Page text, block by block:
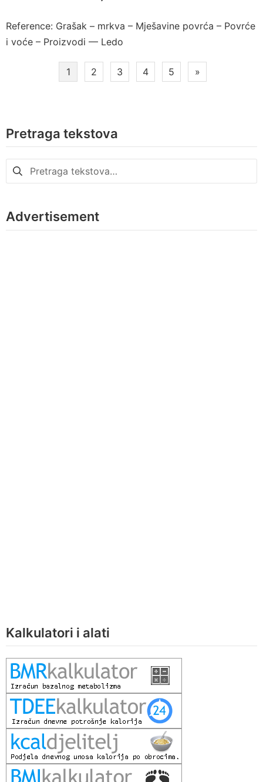
Reference: Grašak – mrkva – Mješavine povrća – Povrće
i voće – Proizvodi — Ledo
Paginacija
1 2 3 4 5 »
Pretraga tekstova
Pretraga
za:
Advertisement
Kalkulatori i alati